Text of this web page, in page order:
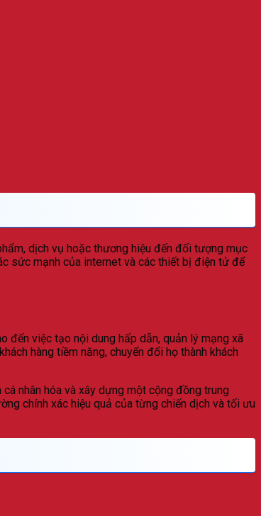
dịch vụ hoặc thương hiệu đến đối tượng mục
sức mạnh của internet và các thiết bị điện tử để
việc tạo nội dung hấp dẫn, quản lý mạng xã
hàng tiềm năng, chuyển đổi họ thành khách
nhân hóa và xây dựng một cộng đồng trung
chính xác hiệu quả của từng chiến dịch và tối ưu